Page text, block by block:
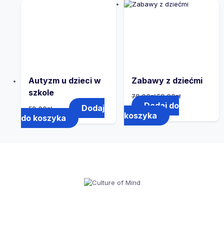
Autyzm u dzieci w
szkole
59.00zł
Dodaj
do koszyka
Zabawy z dziećmi
79.00zł 59.00zł
Dodaj do
koszyka